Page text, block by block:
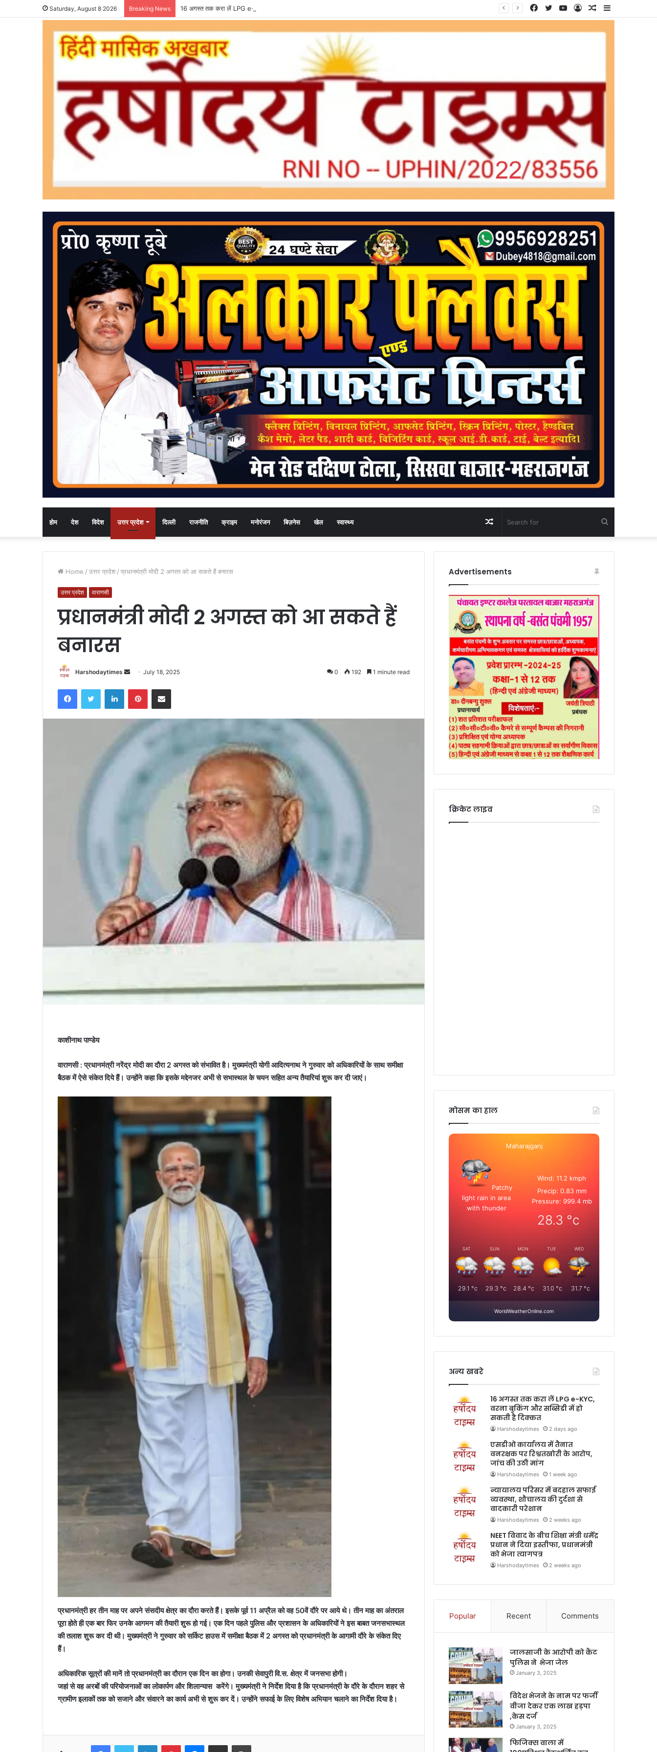
Saturday, August 8 2026 Breaking News 16 अगस्त तक करा लें LPG e-KYC, वरना बुकिंग और सब्सिडी में हो सकती है दिक्कत Sidebar
Random
Log
YouTube
Twitter
Facebook
होम देश विदेश उत्तर प्रदेश दिल्ली राजनीति क्राइम मनोरंजन बिज़नेस खेल स्वास्थ्य
for
Random
Article
Home / उत्तर प्रदेश / प्रधानमंत्री मोदी 2 अगस्त को आ सकते हैं बनारस
उत्तर प्रदेश वाराणसी
प्रधानमंत्री मोदी 2 अगस्त को आ सकते हैं
बनारस
Harshodaytimes
Send
email
July 18, 2025 0 192 1 minute read
FacebookTwitter LinkedInPinterestShare via Email
काशीनाथ पाण्डेय
वाराणसी : प्रधानमंत्री नरेंद्र मोदी का दौरा 2 अगस्त को संभावित है। मुख्यमंत्री योगी आदित्यनाथ ने गुरुवार को अधिकारियों के साथ समीक्षा
बैठक में ऐसे संकेत दिये हैं। उन्होंने कहा कि इसके मद्देनजर अभी से सभास्थल के चयन सहित अन्य तैयारियां शुरू कर दी जाएं।
प्रधानमंत्री हर तीन माह पर अपने संसदीय क्षेत्र का दौरा करते हैं। इसके पूर्व 11 अप्रैल को वह 50वें दौरे पर आये थे। तीन माह का अंतराल
पूरा होते ही एक बार फिर उनके आगमन की तैयारी शुरू हो गई। एक दिन पहले पुलिस और प्रशासन के अधिकारियों ने इस बाबत जनसभास्थल
की तलाश शुरू कर दी थी। मुख्यमंत्री ने गुरुवार को सर्किट हाउस में समीक्षा बैठक में 2 अगस्त को प्रधानमंत्री के आगामी दौरे के संकेत दिए
हैं।
अधिकारिक सूत्रों की मानें तो प्रधानमंत्री का दौरान एक दिन का होगा। उनकी सेवापुरी वि.स. क्षेत्र में जनसभा होगी।
जहां से वह अरबों की परियोजनाओं का लोकार्पण और शिलान्यास करेंगे। मुख्यमंत्री ने निर्देश दिया है कि प्रधानमंत्री के दौरे के दौरान शहर से
ग्रामीण इलाकों तक को सजाने और संवारने का कार्य अभी से शुरू कर दें। उन्होंने सफाई के लिए विशेष अभियान चलाने का निर्देश दिया है।
FacebookTwitter LinkedInPinterestMessenger
Share via Email Print
Advertisements
क्रिकेट लाइव
मोसम का हाल
Maharajganj
Patchy
light rain in area
with thunder
Wind: 11.2 kmph
Precip: 0.83 mm
Pressure: 999.4 mb
28.3 °c
SAT
29.1 °c
SUN
29.3 °c
MON
28.4 °c
TUE
31.0 °c
WED
31.7°c
WorldWeatherOnline.com
अन्य खबरे
16 अगस्त तक करा लें LPG e-KYC,
वरना बुकिंग और सब्सिडी में हो
सकती है दिक्कत
Harshodaytimes 2 days ago
एसडीओ कार्यालय में तैनात
वनरक्षक पर रिश्वतखोरी के आरोप,
जांच की उठी मांग
Harshodaytimes 1 week ago
न्यायालय परिसर में बदहाल सफाई
व्यवस्था, शौचालय की दुर्दशा से
वादकारी परेशान
Harshodaytimes 2 weeks ago
NEET विवाद के बीच शिक्षा मंत्री धर्मेंद्र
प्रधान ने दिया इस्तीफा, प्रधानमंत्री
को भेजा त्यागपत्र
Harshodaytimes 2 weeks ago
Popular Recent Comments
जालसाजी के आरोपी को कैंट
पुलिस ने भेजा जेल
January 3, 2025
विदेश भेजने के नाम पर फर्जी
वीजा देकर एक लाख हड़पा
,केस दर्ज
January 3, 2025
फिजिक्स वाला में